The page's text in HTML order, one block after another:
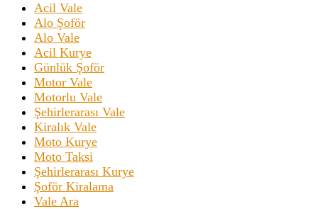
Acil Vale
Alo Şoför
Alo Vale
Acil Kurye
Günlük Şoför
Motor Vale
Motorlu Vale
Şehirlerarası Vale
Kiralık Vale
Moto Kurye
Moto Taksi
Şehirlerarası Kurye
Şoför Kiralama
Vale Ara